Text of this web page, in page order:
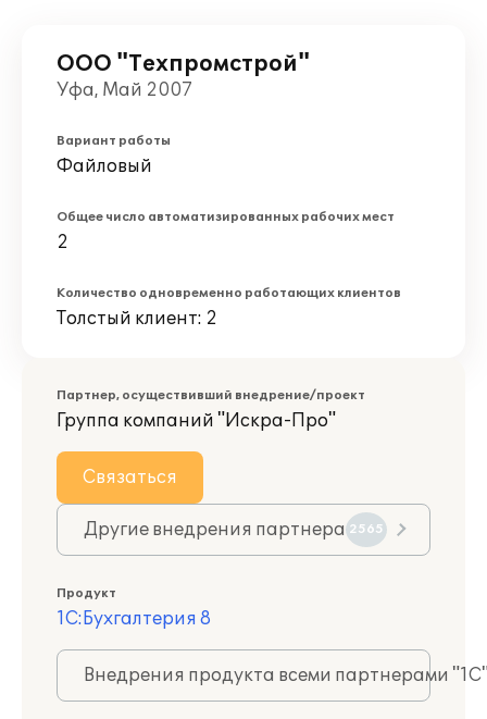
ООО "Техпромстрой"
Уфа, Май 2007
Вариант работы
Файловый
Общее число автоматизированных рабочих мест
2
Количество одновременно работающих клиентов
Толстый клиент: 2
Партнер, осуществивший внедрение/проект
Группа компаний "Искра-Про"
Связаться
Другие внедрения партнера 2565
Продукт
1С:Бухгалтерия 8
Внедрения продукта всеми партнерами